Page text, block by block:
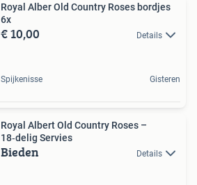
Royal Alber Old Country Roses bordjes
6x
€ 10,00 Details
Spijkenisse Gisteren
Royal Albert Old Country Roses –
18‑delig Servies
Bieden Details